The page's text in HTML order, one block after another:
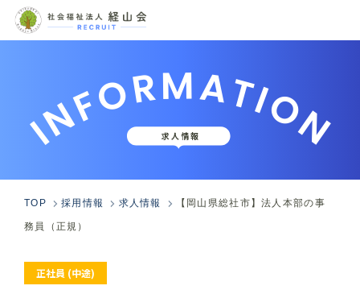
求人情報
INFORMATION
TOP 採用情報 求人情報 【岡山県総社市】法人本部の事
務員（正規）
正社員 (中途)